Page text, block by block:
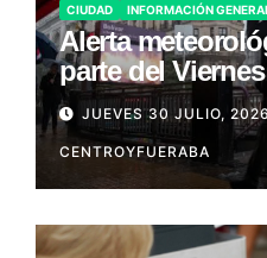
CIUDAD INFORMACIÓN
Alerta
parte del
JUEVES 30 JULIO,
CENTROYFUERABA